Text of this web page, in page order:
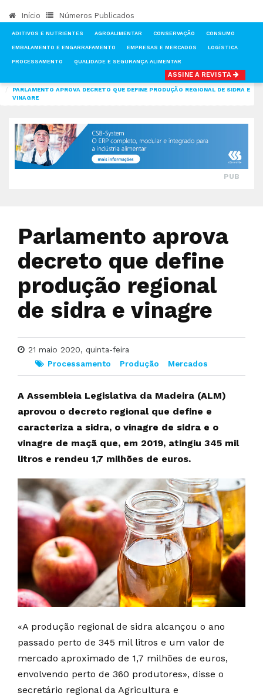
Início Números Publicados
ADITIVOS E NUTRIENTES AGROALIMENTAR CONSERVAÇÃO CONSUMO
EMBALAMENTO E ENGARRAFAMENTO EMPRESAS E MERCADOS LOGÍSTICA
PROCESSAMENTO QUALIDADE E SEGURANÇA ALIMENTAR
ASSINE A REVISTA
PARLAMENTO APROVA DECRETO QUE DEFINE PRODUÇÃO REGIONAL DE SIDRA E
VINAGRE
PUB
Parlamento aprova
decreto que define
produção regional
de sidra e vinagre
21 maio 2020, quinta-feira
Processamento
Produção Mercados
A Assembleia Legislativa da Madeira (ALM)
aprovou o decreto regional que define e
caracteriza a sidra, o vinagre de sidra e o
vinagre de maçã que, em 2019, atingiu 345 mil
litros e rendeu 1,7 milhões de euros.
«A produção regional de sidra alcançou o ano
passado perto de 345 mil litros e um valor de
mercado aproximado de 1,7 milhões de euros,
envolvendo perto de 360 produtores», disse o
secretário regional da Agricultura e